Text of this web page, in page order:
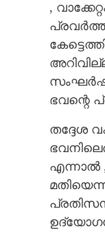
,
ഭവന്റെ
തദ്ദേശ
എന്നാൽ